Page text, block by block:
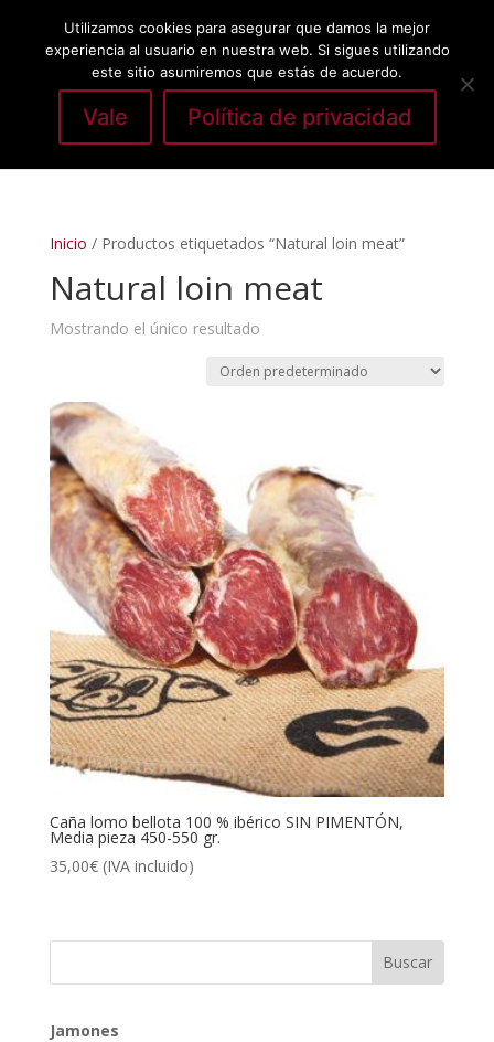
Seleccionar página
Inicio / Productos etiquetados “Natural loin meat”
Natural loin meat
Mostrando el único resultado
Caña lomo bellota 100 % ibérico SIN PIMENTÓN,
Media pieza 450-550 gr.
35,00€ (IVA incluido)
Jamones
Utilizamos cookies para asegurar que damos la mejor
experiencia al usuario en nuestra web. Si sigues utilizando
este sitio asumiremos que estás de acuerdo.
Vale Política de privacidad